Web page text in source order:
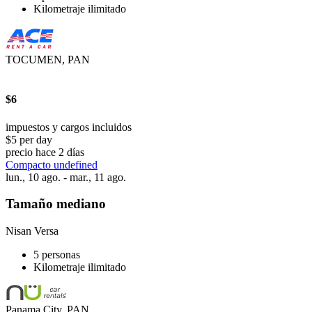
Kilometraje ilimitado
TOCUMEN, PAN
$6
impuestos y cargos incluidos
$5 per day
precio hace 2 días
Compacto undefined
lun., 10 ago. - mar., 11 ago.
Tamaño mediano
Nisan Versa
5 personas
Kilometraje ilimitado
Panama City, PAN